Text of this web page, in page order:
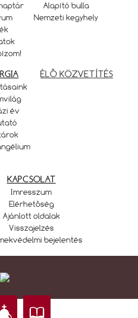
Alapító bulla
Nemzeti kegyhely
év
ÉLŐ KÖZVETÍTÉS
KAPCSOLAT
Imresszum
Elérhetőség
Ajánlott oldalak
Visszajelzés
bejelentés